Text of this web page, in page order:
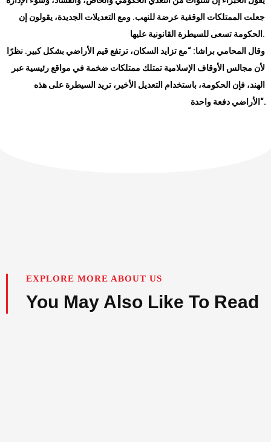
جعلت الممتلكات الوقفية عرضة للنهب. ومع التعديلات الجديدة، يقولون إن
الحكومة تسعى للسيطرة القانونية عليها .
وقال المحامي براشا: “مع تزايد السكان، ترتفع قيم الأراضي بشكل كبير. نظرًا
لأن مجالس الأوقاف الإسلامية تمتلك ممتلكات ضخمة في مواقع رئيسية عبر
الهند، فإن الحكومة، باستخدام التعديل الأخير، تريد السيطرة على هذه
الأراضي دفعة واحدة “.
EXPLORE MORE ABOUT US
You May Also Like To Read